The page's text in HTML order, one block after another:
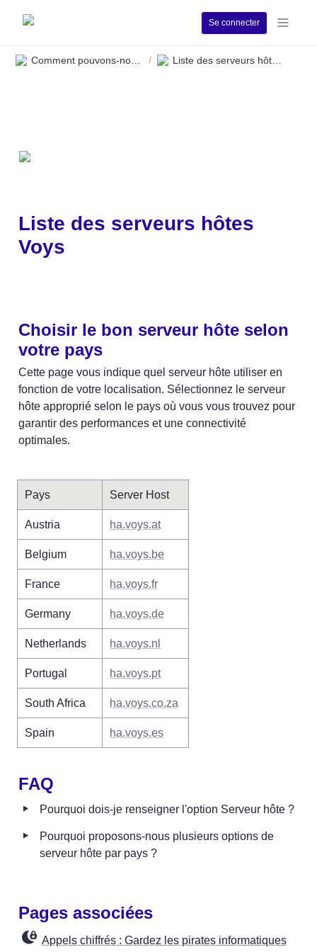
Se connecter
/
Liste des serveurs hôtes
Voys
Choisir le bon serveur hôte selon
votre pays
Cette page vous indique quel serveur hôte utiliser en
fonction de votre localisation. Sélectionnez le serveur
hôte approprié selon le pays où vous vous trouvez pour
garantir des performances et une connectivité
optimales.
Pays Server Host
Austria ha.voys.at
Belgium ha.voys.be
France ha.voys.fr
Germany ha.voys.de
Netherlands ha.voys.nl
Portugal ha.voys.pt
South Africa ha.voys.co.za
Spain ha.voys.es
FAQ
‣ Pourquoi dois-je renseigner l'option Serveur hôte ?
‣
Pourquoi proposons-nous plusieurs options de
serveur hôte par pays ?
Pages associées
Appels chiffrés : Gardez les pirates informatiques